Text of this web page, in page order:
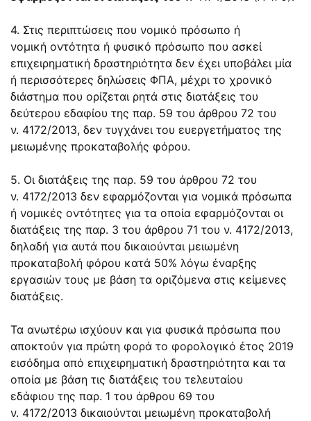
4. Στις περιπτώσεις που νομικό πρόσωπο ή
νομική οντότητα ή φυσικό πρόσωπο που ασκεί
επιχειρηματική δραστηριότητα δεν έχει υποβάλει μία
ή περισσότερες δηλώσεις ΦΠΑ, μέχρι το χρονικό
διάστημα που ορίζεται ρητά στις διατάξεις του
δεύτερου εδαφίου της παρ. 59 του άρθρου 72 του
ν. 4172/2013, δεν τυγχάνει του ευεργετήματος της
μειωμένης προκαταβολής φόρου.
5. Οι διατάξεις της παρ. 59 του άρθρου 72 του
ν. 4172/2013 δεν εφαρμόζονται για νομικά πρόσωπα
ή νομικές οντότητες για τα οποία εφαρμόζονται οι
διατάξεις της παρ. 3 του άρθρου 71 του ν. 4172/2013,
δηλαδή για αυτά που δικαιούνται μειωμένη
προκαταβολή φόρου κατά 50% λόγω έναρξης
εργασιών τους με βάση τα οριζόμενα στις κείμενες
διατάξεις.
Τα ανωτέρω ισχύουν και για φυσικά πρόσωπα που
αποκτούν για πρώτη φορά το φορολογικό έτος 2019
εισόδημα από επιχειρηματική δραστηριότητα και τα
οποία με βάση τις διατάξεις του τελευταίου
εδάφιου της παρ. 1 του άρθρου 69 του
ν. 4172/2013 δικαιούνται μειωμένη προκαταβολή